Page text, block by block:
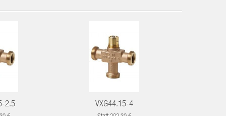
2.5 VXG44.15-4